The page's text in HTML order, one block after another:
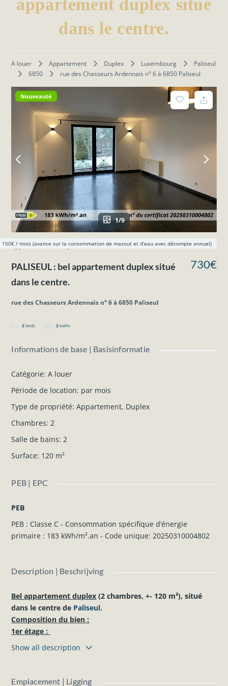
appartement duplex situé
dans le centre.
A louer Appartement Duplex Luxembourg
Paliseul
6850
rue des Chasseurs Ardennais n° 6 à 6850 Paliseul
Nouveauté
1/9
Appartement Duplex A louer
PALISEUL : bel appartement duplex situé
dans le centre.
rue des Chasseurs Ardennais n° 6 à 6850 Paliseul
2 beds 2 baths
730€
150€ / mois (avance sur la consommation de mazout et d’eau avec décompte annuel)
Informations de base | Basisinformatie
Catégorie: A louer
Période de location: par mois
Type de propriété: Appartement, Duplex
Chambres: 2
Salle de bains: 2
Surface: 120 m²
PEB | EPC
PEB
PEB : Classe C - Consommation spécifique d’énergie
primaire : 183 kWh/m².an - Code unique: 20250310004802
Description | Beschrijving
Bel appartement duplex (2 chambres, +- 120 m²), situé
dans le centre de Paliseul.
Composition du bien :
1er étage :
Grand séjour, nouvelle cuisine équipée (four, taque, hotte,
évier, frigo), buanderie, WC.
Chambre 1, chambre 2 avec salle de douche, salle de bains
Show all description
Emplacement | Ligging